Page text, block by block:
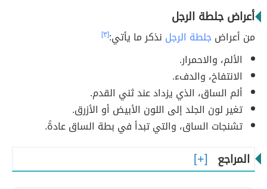
أعراض جلطة الرجل
من أعراضجلطة الرجل نذكر ما يأتي:[٣]
الألم، والاحمرار.
الانتفاخ، والدفء.
ألم الساق، الذي يزداد عند ثني القدم.
تغير لون الجلد إلى اللون الأبيض أو الأزرق.
تشنجات الساق، والتي تبدأ في بطة الساق عادةً.
المراجع